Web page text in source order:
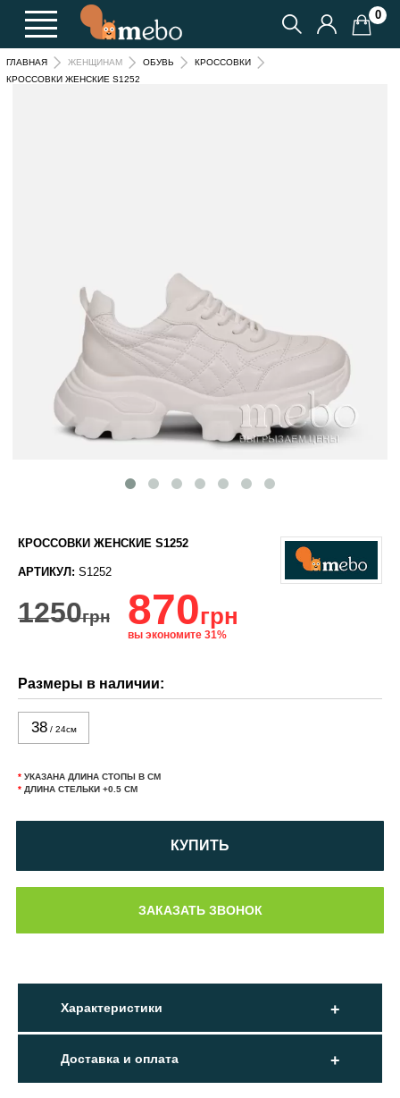
0
ГЛАВНАЯ ЖЕНЩИНАМ ОБУВЬ
КРОССОВКИ
КРОССОВКИ ЖЕНСКИЕ S1252
КРОССОВКИ ЖЕНСКИЕ S1252
АРТИКУЛ: S1252
1250грн 870грн
вы экономите 31%
Размеры в наличии:
38/ 24см
* УКАЗАНА ДЛИНА СТОПЫ В СМ
* ДЛИНА СТЕЛЬКИ +0.5 СМ
КУПИТЬ
Характеристики
Доставка и оплата